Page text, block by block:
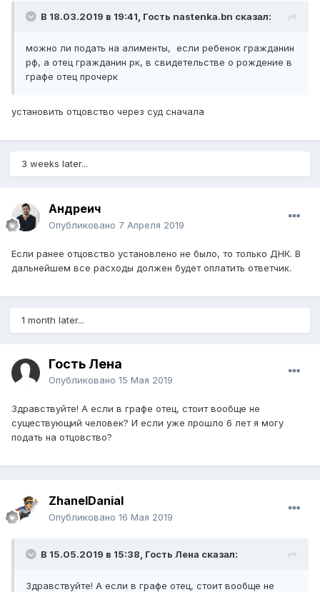
В 18.03.2019 в 19:41, Гость nastenka.bn сказал:
можно ли подать на алименты, если ребенок гражданин
рф, а отец гражданин рк, в свидетельстве о рождение в
графе отец прочерк
установить отцовство через суд сначала
3 weeks later...
Андреич
Опубликовано 7 Апреля 2019
Если ранее отцовство установлено не было, то только ДНК. В
дальнейшем все расходы должен будет оплатить ответчик.
1 month later...
Гость Лена
Опубликовано 15 Мая 2019
Здравствуйте! А если в графе отец, стоит вообще не
существующий человек? И если уже прошло 6 лет я могу
подать на отцовство?
ZhanelDanial
Опубликовано 16 Мая 2019
В 15.05.2019 в 15:38, Гость Лена сказал:
Здравствуйте! А если в графе отец, стоит вообще не